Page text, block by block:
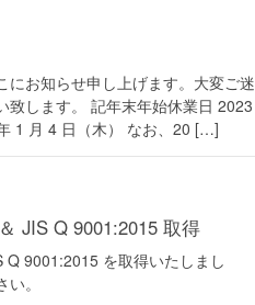
お知らせ申し上げます。大変ご迷
致します。 記年末年始休業日 2023
1 月 4 日（木） なお、20 […]
JIS Q 9001:2015 取得
9001:2015 を取得いたしまし
。